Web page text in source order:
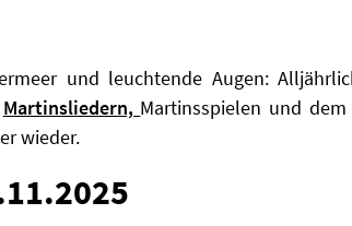
und leuchtende Augen:
Martinsliedern, Martinsspielen und
wieder.